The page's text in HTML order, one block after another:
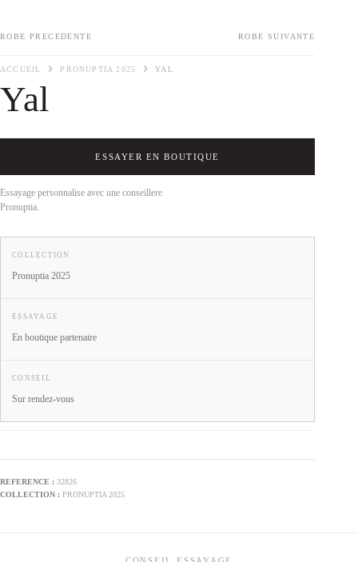
ROBE PRECEDENTE ROBE SUIVANTE
ACCUEIL PRONUPTIA 2025 YAL
Yal
ESSAYER EN BOUTIQUE
Essayage personnalise avec une conseillere
Pronuptia.
COLLECTION
Pronuptia 2025
ESSAYAGE
En boutique partenaire
CONSEIL
Sur rendez-vous
32826
PRONUPTIA 2025